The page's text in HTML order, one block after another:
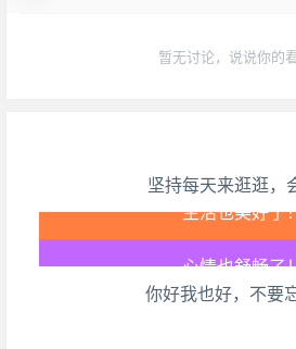
暂无讨论，说说你的
坚持每天来逛逛，
生活也美好了
心情也舒畅了
你好我也好，不要